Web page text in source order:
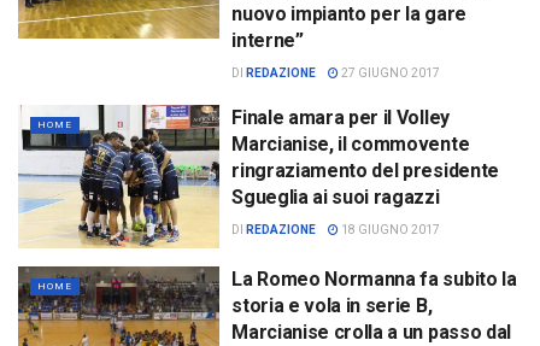
nuovo impianto per la gare
interne”
DI REDAZIONE 27 GIUGNO 2017
HOME
Finale amara per il Volley
Marcianise, il commovente
ringraziamento del presidente
Sgueglia ai suoi ragazzi
DI REDAZIONE 18 GIUGNO 2017
HOME
La Romeo Normanna fa subito la
storia e vola in serie B,
Marcianise crolla a un passo dal